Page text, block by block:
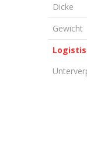
Dicke
Gewicht